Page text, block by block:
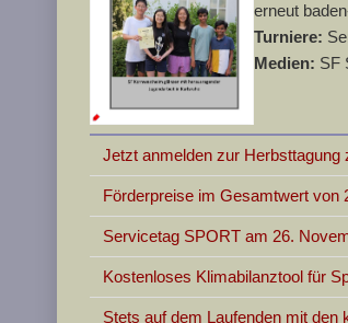
erneut
Turniere:
Medien: SF
Jetzt anmelden zur Herbsttagung
Förderpreise im Gesamtwert von
Servicetag SPORT am 26.
Kostenloses Klimabilanztool für
Stets auf dem Laufenden mit